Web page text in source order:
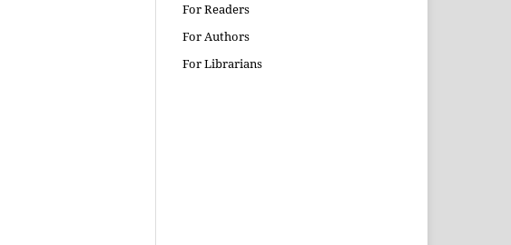
For Readers
For Authors
For Librarians